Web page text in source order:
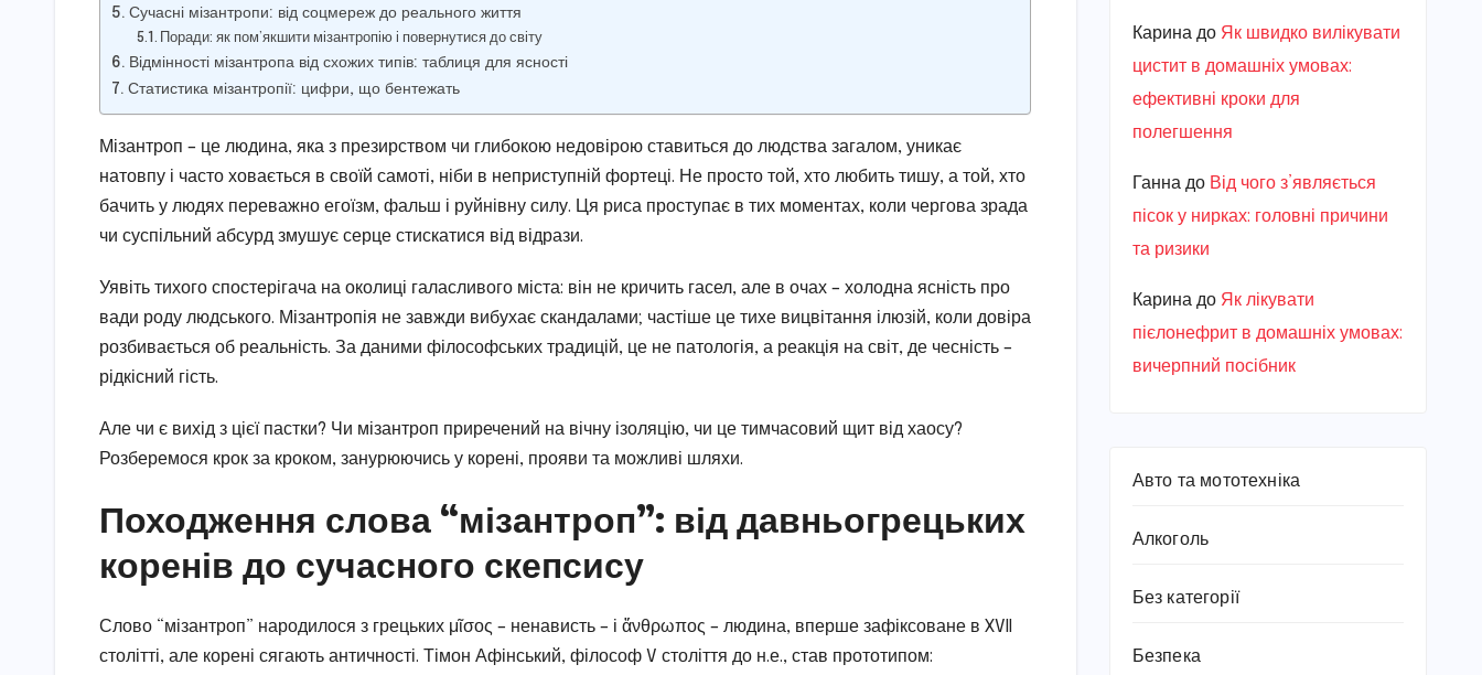
Сучасні мізантропи: від соцмереж до реального життя
Поради: як пом’якшити мізантропію і повернутися до світу
Відмінності мізантропа від схожих типів: таблиця для ясності
Статистика мізантропії: цифри, що бентежать
Мізантроп – це людина, яка з презирством чи глибокою недовірою ставиться до людства загалом, уникає
натовпу і часто ховається в своїй самоті, ніби в неприступній фортеці. Не просто той, хто любить тишу, а той, хто
бачить у людях переважно егоїзм, фальш і руйнівну силу. Ця риса проступає в тих моментах, коли чергова зрада
чи суспільний абсурд змушує серце стискатися від відрази.
Уявіть тихого спостерігача на околиці галасливого міста: він не кричить гасел, але в очах – холодна ясність про
вади роду людського. Мізантропія не завжди вибухає скандалами; частіше це тихе вицвітання ілюзій, коли довіра
розбивається об реальність. За даними філософських традицій, це не патологія, а реакція на світ, де чесність –
рідкісний гість.
Але чи є вихід з цієї пастки? Чи мізантроп приречений на вічну ізоляцію, чи це тимчасовий щит від хаосу?
Розберемося крок за кроком, занурюючись у корені, прояви та можливі шляхи.
Походження слова “мізантроп”: від давньогрецьких
коренів до сучасного скепсису
Слово “мізантроп” народилося з грецьких μῖσος – ненависть – і ἄνθρωπος – людина, вперше зафіксоване в XVII
столітті, але корені сягають античності. Тімон Афінський, філософ V століття до н.е., став прототипом:
Каринадо Як швидко вилікувати
цистит в домашніх умовах:
ефективні кроки для
полегшення
Ганнадо Від чого з’являється
пісок у нирках: головні причини
та ризики
Каринадо Як лікувати
пієлонефрит в домашніх умовах:
вичерпний посібник
Авто та мототехніка
Алкоголь
Без категорії
Безпека